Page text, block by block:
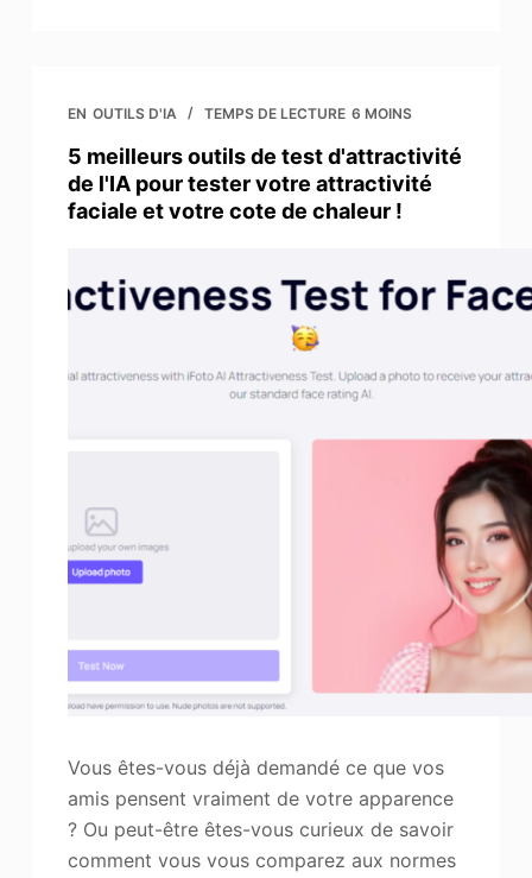
EN OUTILS D'IA TEMPS DE LECTURE 6 MOINS
5 meilleurs outils de test d'attractivité
de l'IA pour tester votre attractivité
faciale et votre cote de chaleur !
Vous êtes-vous déjà demandé ce que vos
amis pensent vraiment de votre apparence
? Ou peut-être êtes-vous curieux de savoir
comment vous vous comparez aux normes